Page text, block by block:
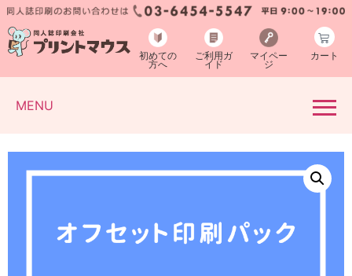
初めての
方へ
ご利用ガ
イド
マイペー
ジ
カート
MENU